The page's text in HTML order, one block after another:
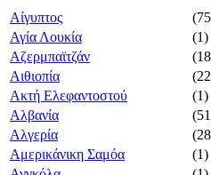
Αίγυπτος
Αγία Λουκία
(1)
Αζερμπαϊτζάν
Αιθιοπία
Ακτή Ελεφαντοστού
(1)
Αλβανία
Αλγερία
Αμερικάνικη Σαμόα
(1)